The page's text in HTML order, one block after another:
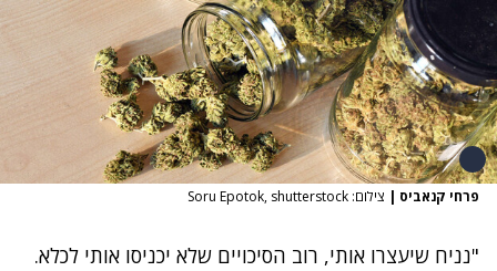
פרחי קנאביס | צילום: Soru Epotok, shutterstock
"נניח שיעצרו אותי, רוב הסיכויים שלא יכניסו אותי לכלא.